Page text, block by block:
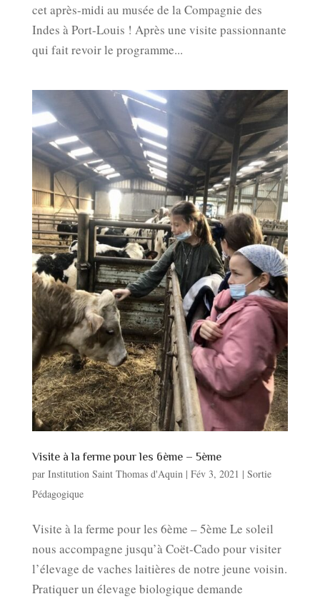
cet après-midi au musée de la Compagnie des
Indes à Port-Louis ! Après une visite passionnante
qui fait revoir le programme...
Visite à la ferme pour les 6ème – 5ème
par Institution Saint Thomas d'Aquin | Fév 3, 2021 | Sortie
Pédagogique
Visite à la ferme pour les 6ème – 5ème Le soleil
nous accompagne jusqu’à Coët-Cado pour visiter
l’élevage de vaches laitières de notre jeune voisin.
Pratiquer un élevage biologique demande